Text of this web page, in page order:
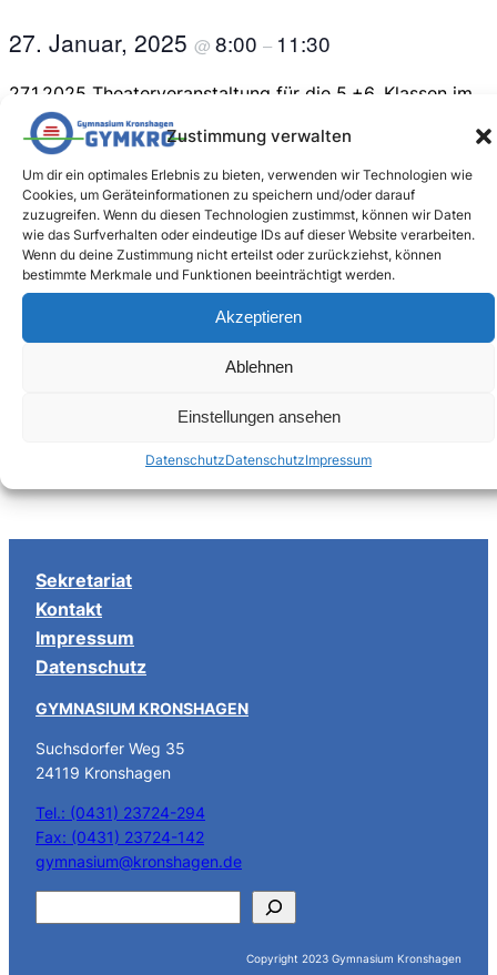
Zustimmung verwalten
Um dir ein optimales Erlebnis zu bieten, verwenden wir Technologien wie
Cookies, um Geräteinformationen zu speichern und/oder darauf
zuzugreifen. Wenn du diesen Technologien zustimmst, können wir Daten
wie das Surfverhalten oder eindeutige IDs auf dieser Website verarbeiten.
Wenn du deine Zustimmung nicht erteilst oder zurückziehst, können
bestimmte Merkmale und Funktionen beeinträchtigt werden.
Akzeptieren
Ablehnen
Einstellungen ansehen
DatenschutzDatenschutzImpressum
27. Januar, 2025 @ 8:00 – 11:30
27.1.2025 Theaterveranstaltung für die 5.+6. Klassen im
Gymkro
Zum Kalender hinzufügen
VERANSTALTUNG-
NAVIGATION
Besuch der
Neuengamme (12. Jg.)
Schulleiters
Sekretariat
Kontakt
Impressum
Datenschutz
GYMNASIUM KRONSHAGEN
Suchsdorfer Weg 35
24119 Kronshagen
Tel.: (0431) 23724-294
Fax: (0431) 23724-142
gymnasium@kronshagen.de
Copyright 2023 Gymnasium Kronshagen